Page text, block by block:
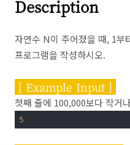
Description
자연수 N이 주어졌을 때, 1부
프로그램을 작성하시오.
[ Example Input ]
첫째 줄에 100,000보다 작거
5